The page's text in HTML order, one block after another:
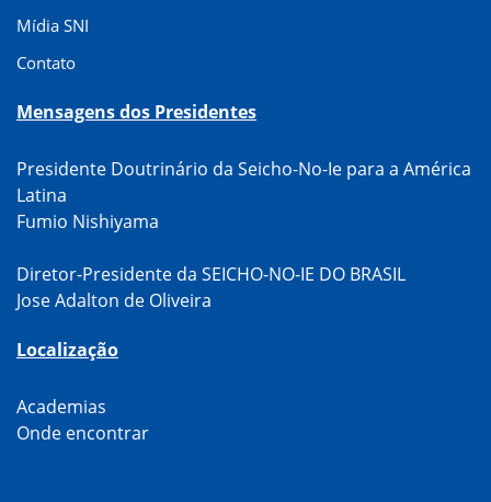
Mídia SNI
Contato
Mensagens dos Presidentes
Presidente Doutrinário da Seicho-No-Ie para a América
Latina
Fumio Nishiyama
Diretor-Presidente da SEICHO-NO-IE DO BRASIL
Jose Adalton de Oliveira
Localização
Academias
Onde encontrar